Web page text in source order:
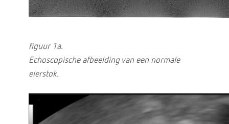
figuur 1a.
Echoscopische afbeelding van een normale
eierstok.